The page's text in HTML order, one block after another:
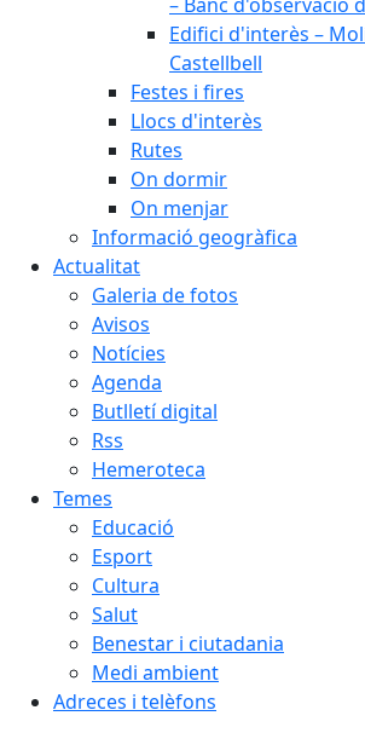
Edifici d'interès –
Castellbell
Festes i fires
Llocs d'interès
Rutes
On dormir
On menjar
Informació geogràfica
Actualitat
Galeria de fotos
Avisos
Notícies
Agenda
Butlletí digital
Rss
Hemeroteca
Temes
Educació
Esport
Cultura
Salut
Benestar i ciutadania
Medi ambient
Adreces i telèfons